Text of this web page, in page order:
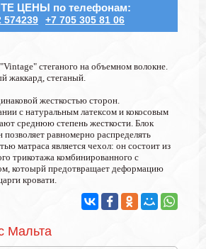
ЦЕНЫ по телефонам:
574239 +7 705 305 81 06
стеганого на объемном волокне.
жаккард, стеганый.
жесткостью сторон.
с натуральным латексом и кокосовым
среднюю степень жесткости. Блок
равномерно распределять
матраса является чехол: он состоит из
трикотажа комбинированного с
котоырй предотвращает деформацию
кровати.
Мальта